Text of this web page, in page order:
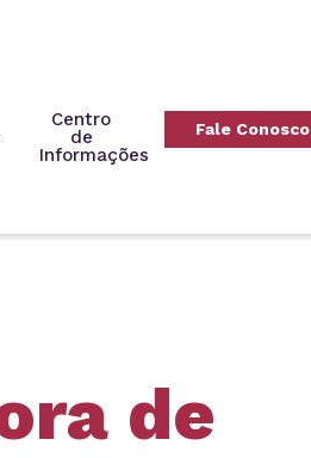
Centro
de
Informações
Fale Conosco
de